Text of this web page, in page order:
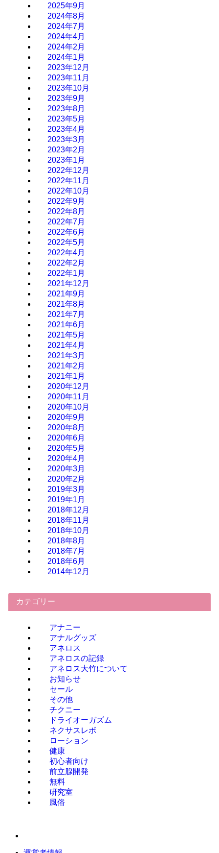
2025年9月
2024年8月
2024年7月
2024年4月
2024年2月
2024年1月
2023年12月
2023年11月
2023年10月
2023年9月
2023年8月
2023年5月
2023年4月
2023年3月
2023年2月
2023年1月
2022年12月
2022年11月
2022年10月
2022年9月
2022年8月
2022年7月
2022年6月
2022年5月
2022年4月
2022年2月
2022年1月
2021年12月
2021年9月
2021年8月
2021年7月
2021年6月
2021年5月
2021年4月
2021年3月
2021年2月
2021年1月
2020年12月
2020年11月
2020年10月
2020年9月
2020年8月
2020年6月
2020年5月
2020年4月
2020年3月
2020年2月
2019年3月
2019年1月
2018年12月
2018年11月
2018年10月
2018年8月
2018年7月
2018年6月
2014年12月
カテゴリー
アナニー
アナルグッズ
アネロス
アネロスの記録
アネロス大竹について
お知らせ
セール
その他
チクニー
ドライオーガズム
ネクサスレボ
ローション
健康
初心者向け
前立腺開発
無料
研究室
風俗